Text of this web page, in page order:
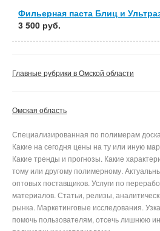
Фильерная паста Блиц и
3 500 руб.
Главные рубрики в Омской области
Омская область
Специализированная по полимерам
Какие на сегодня цены на ту или иную
Какие тренды и прогнозы. Какие
тому или другому полимерному.
оптовых поставщиков. Услуги по
материалов. Статьи, релизы,
рынка. Маркетинговые исследования.
помочь пользователям, отсечь лишнюю